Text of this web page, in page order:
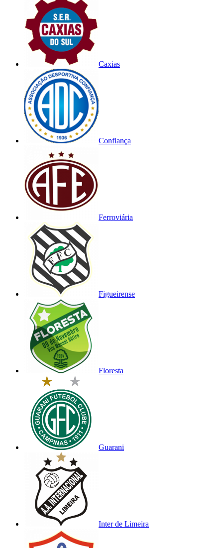
Caxias
Confiança
Ferroviária
Figueirense
Floresta
Guarani
Inter de Limeira